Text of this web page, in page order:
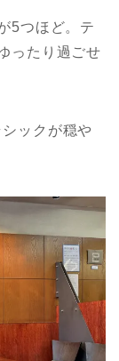
5つほど。テ
ったり過ごせ
ックが穏や